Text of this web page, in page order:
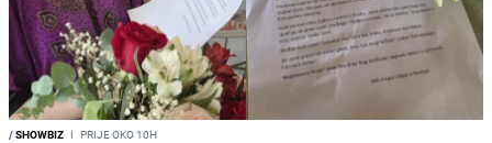
/SHOWBIZ I PRIJE OKO 10H